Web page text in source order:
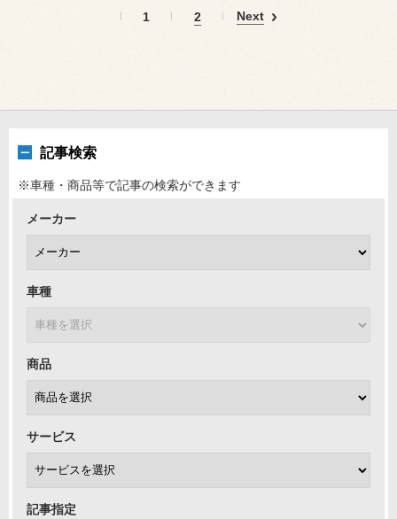
1 2 Next
記事検索
※車種・商品等で記事の検索ができます
メーカー
車種
商品
サービス
記事指定